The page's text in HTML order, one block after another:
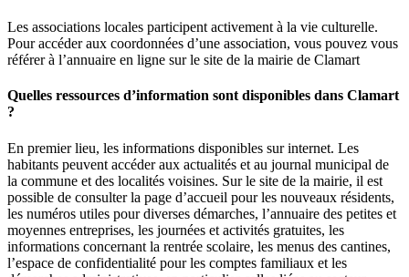
Les associations locales participent activement à la vie culturelle.
Pour accéder aux coordonnées d’une association, vous pouvez vous
référer à l’annuaire en ligne sur le site de la mairie de Clamart
Quelles ressources d’information sont disponibles dans Clamart
?
En premier lieu, les informations disponibles sur internet. Les
habitants peuvent accéder aux actualités et au journal municipal de
la commune et des localités voisines. Sur le site de la mairie, il est
possible de consulter la page d’accueil pour les nouveaux résidents,
les numéros utiles pour diverses démarches, l’annuaire des petites et
moyennes entreprises, les journées et activités gratuites, les
informations concernant la rentrée scolaire, les menus des cantines,
l’espace de confidentialité pour les comptes familiaux et les